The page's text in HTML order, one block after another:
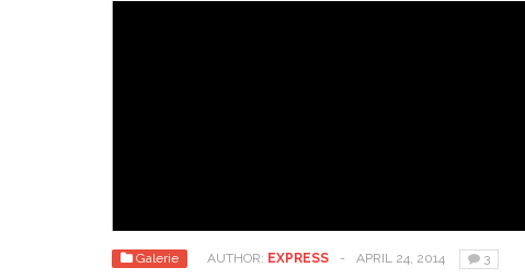
Galerie AUTHOR: EXPRESS - APRIL 24, 2014 3